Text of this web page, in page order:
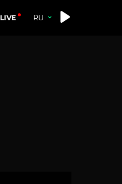
LIVE